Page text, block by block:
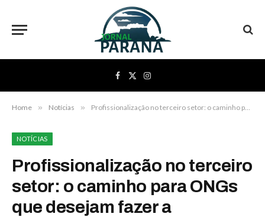
Facebook
X
(Twitter)
Instagram
Home » Notícias » Profissionalização no terceiro setor: o caminho para ONGs que desejam fazer a diferença
NOTÍCIAS
Profissionalização no terceiro
setor: o caminho para ONGs
que desejam fazer a